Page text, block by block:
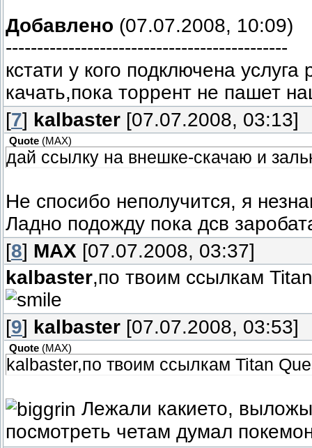
Добавлено (07.07.2008, 10:09)
---------------------------------------------
кстати у кого подключена
качать,пока торрент не пашет
[7] kalbaster [07.07.2008, 03:13]
Quote (MAX)
дай ссылку на внешке-скачаю и
Не спосибо неполучится, я
Ладно подожду пока дсв
[8] MAX [07.07.2008, 03:37]
kalbaster,по твоим ссылкам
[9] kalbaster [07.07.2008, 03:53]
Quote (MAX)
kalbaster,по твоим ссылкам Titan
Лежали какието,
посмотреть четам думал